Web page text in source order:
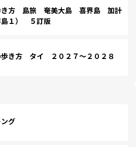
き方 島旅 奄美大島 喜界島 加計
島１） ５訂版
き方 タイ ２０２７～２０２８
グ